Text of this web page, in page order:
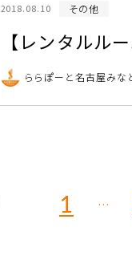
2018.08.10 その他
【レンタルル
ららぽーと名古屋みな
1 …